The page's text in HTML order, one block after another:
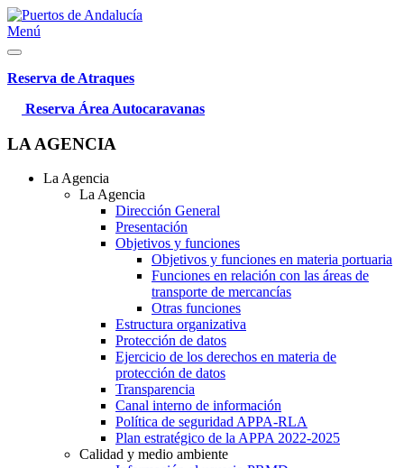
Menú
Reserva de Atraques
Reserva Área Autocaravanas
LA AGENCIA
La Agencia
La Agencia
Dirección General
Presentación
Objetivos y funciones
Objetivos y funciones en materia portuaria
Funciones en relación con las áreas de
transporte de mercancías
Otras funciones
Estructura organizativa
Protección de datos
Ejercicio de los derechos en materia de
protección de datos
Transparencia
Canal interno de información
Política de seguridad APPA-RLA
Plan estratégico de la APPA 2022-2025
Calidad y medio ambiente